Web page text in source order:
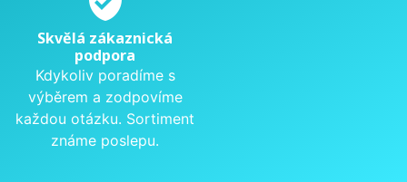
Skvělá zákaznická
podpora
Kdykoliv poradíme s
výběrem a zodpovíme
každou otázku. Sortiment
známe poslepu.